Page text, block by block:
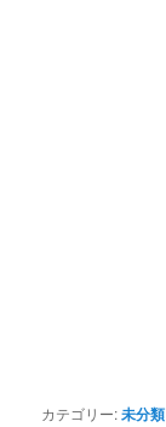
カテゴリー:未分類